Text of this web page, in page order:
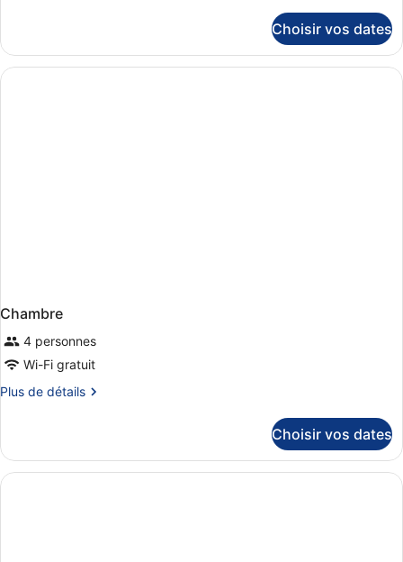
le
type
de
Choisir vos dates
Chambre
4 personnes
Wi-Fi gratuit
Plus de détails
Plus
le
type
de
Choisir vos dates